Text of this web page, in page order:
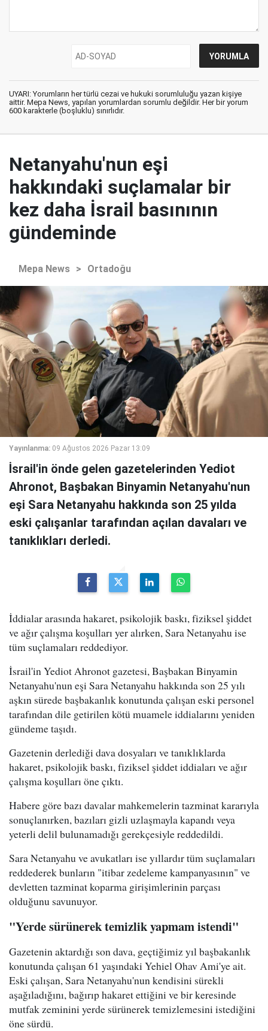
UYARI: Yorumların her türlü cezai ve hukuki sorumluluğu yazan kişiye
aittir. Mepa News, yapılan yorumlardan sorumlu değildir. Her bir yorum
600 karakterle (boşluklu) sınırlıdır.
Netanyahu'nun eşi
hakkındaki suçlamalar bir
kez daha İsrail basınının
gündeminde
Mepa News > Ortadoğu
Yayınlanma: 09 Ağustos 2026 Pazar 13:09
İsrail'in önde gelen gazetelerinden Yediot
Ahronot, Başbakan Binyamin Netanyahu'nun
eşi Sara Netanyahu hakkında son 25 yılda
eski çalışanlar tarafından açılan davaları ve
tanıklıkları derledi.
İddialar arasında hakaret, psikolojik baskı, fiziksel şiddet
ve ağır çalışma koşulları yer alırken, Sara Netanyahu ise
tüm suçlamaları reddediyor.
İsrail'in Yediot Ahronot gazetesi, Başbakan Binyamin
Netanyahu'nun eşi Sara Netanyahu hakkında son 25 yılı
aşkın sürede başbakanlık konutunda çalışan eski personel
tarafından dile getirilen kötü muamele iddialarını yeniden
gündeme taşıdı.
Gazetenin derlediği dava dosyaları ve tanıklıklarda
hakaret, psikolojik baskı, fiziksel şiddet iddiaları ve ağır
çalışma koşulları öne çıktı.
Habere göre bazı davalar mahkemelerin tazminat kararıyla
sonuçlanırken, bazıları gizli uzlaşmayla kapandı veya
yeterli delil bulunamadığı gerekçesiyle reddedildi.
Sara Netanyahu ve avukatları ise yıllardır tüm suçlamaları
reddederek bunların "itibar zedeleme kampanyasının" ve
devletten tazminat koparma girişimlerinin parçası
olduğunu savunuyor.
"Yerde sürünerek temizlik yapmam istendi"
Gazetenin aktardığı son dava, geçtiğimiz yıl başbakanlık
konutunda çalışan 61 yaşındaki Yehiel Ohav Ami'ye ait.
Eski çalışan, Sara Netanyahu'nun kendisini sürekli
aşağıladığını, bağırıp hakaret ettiğini ve bir keresinde
mutfak zeminini yerde sürünerek temizlemesini istediğini
öne sürdü.